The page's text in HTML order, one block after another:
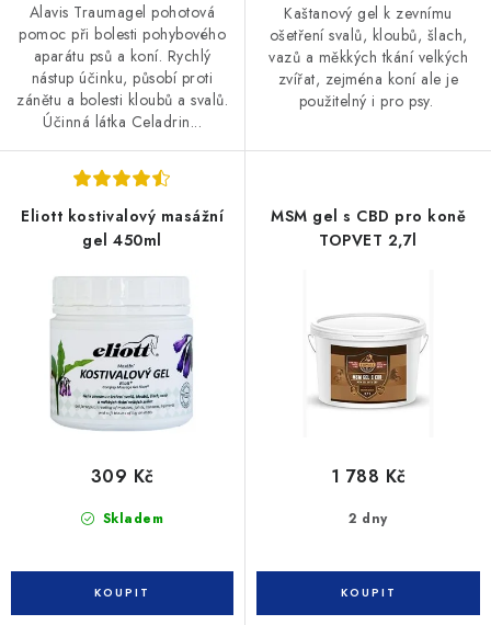
Alavis Traumagel pohotová
pomoc při bolesti pohybového
aparátu psů a koní. Rychlý
nástup účinku, působí proti
zánětu a bolesti kloubů a svalů.
Účinná látka Celadrin...
Kaštanový gel k zevnímu
ošetření svalů, kloubů, šlach,
vazů a měkkých tkání velkých
zvířat, zejména koní ale je
použitelný i pro psy.
Eliott kostivalový masážní
gel 450ml
Skladem
309 Kč
MSM gel s CBD pro koně
TOPVET 2,7l
2 dny
1 788 Kč